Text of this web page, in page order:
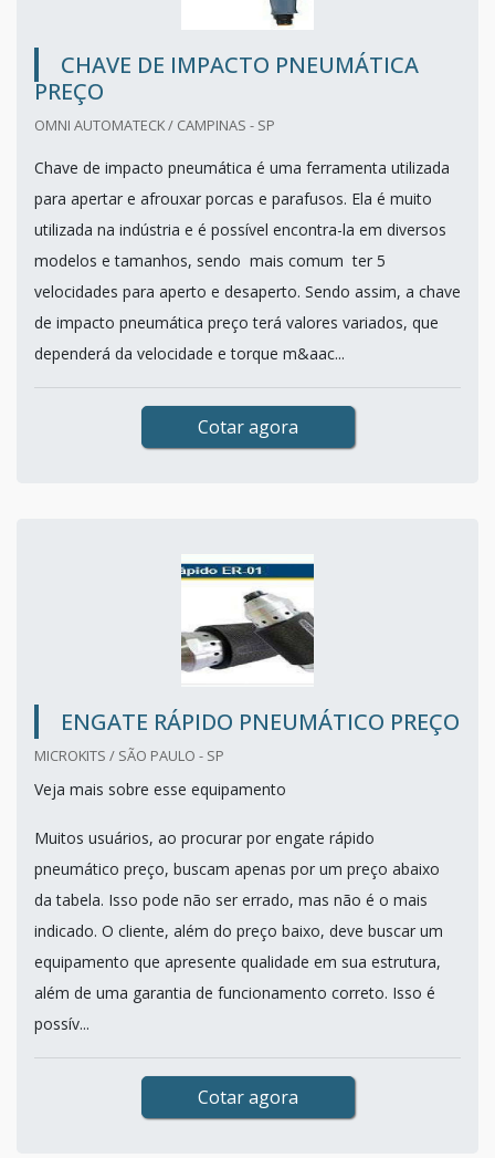
CHAVE DE IMPACTO PNEUMÁTICA
PREÇO
OMNI AUTOMATECK / CAMPINAS - SP
Chave de impacto pneumática é uma ferramenta utilizada
para apertar e afrouxar porcas e parafusos. Ela é muito
utilizada na indústria e é possível encontra-la em diversos
modelos e tamanhos, sendo mais comum ter 5
velocidades para aperto e desaperto. Sendo assim, a chave
de impacto pneumática preço terá valores variados, que
dependerá da velocidade e torque m&aac...
Cotar agora
ENGATE RÁPIDO PNEUMÁTICO PREÇO
MICROKITS / SÃO PAULO - SP
Veja mais sobre esse equipamento
Muitos usuários, ao procurar por engate rápido
pneumático preço, buscam apenas por um preço abaixo
da tabela. Isso pode não ser errado, mas não é o mais
indicado. O cliente, além do preço baixo, deve buscar um
equipamento que apresente qualidade em sua estrutura,
além de uma garantia de funcionamento correto. Isso é
possív...
Cotar agora